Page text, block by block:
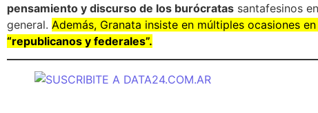
pensamiento y discurso de los burócratas santafesinos
general. Además, Granata insiste en múltiples ocasiones
“republicanos y federales”.